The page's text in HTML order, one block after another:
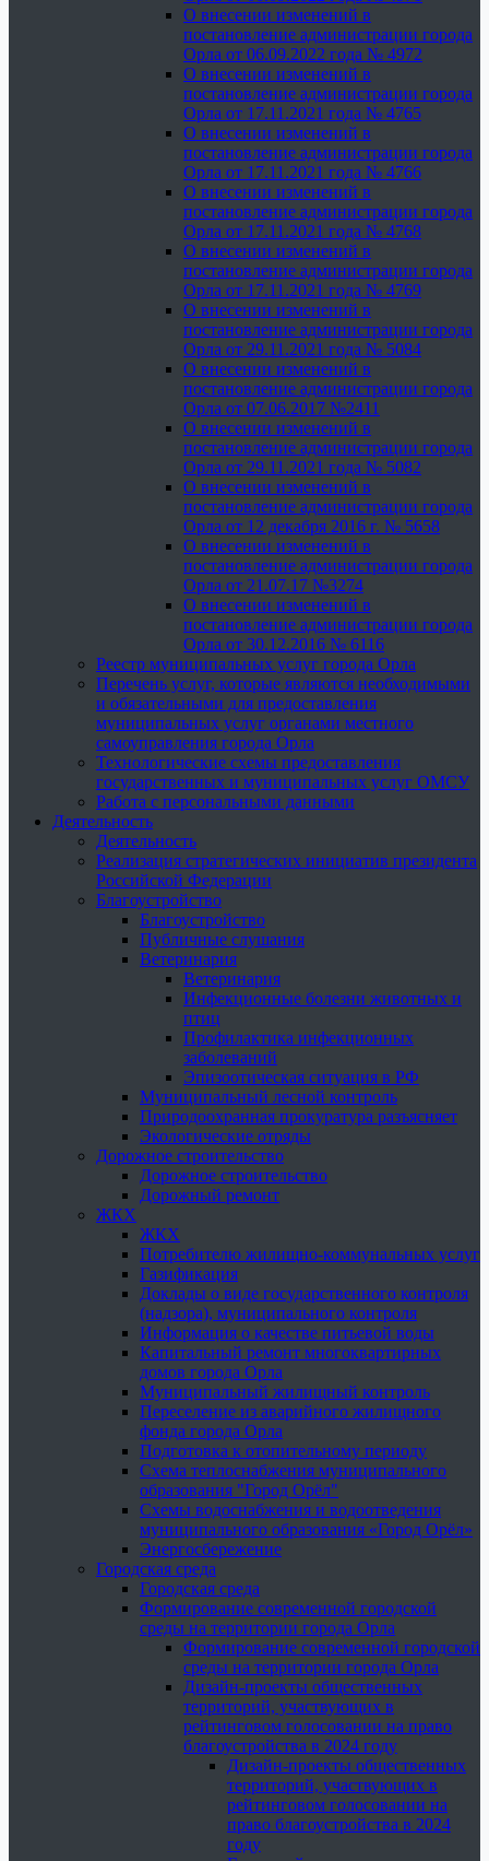
О внесении изменений в
постановление администрации города
Орла от 06.09.2022 года № 4972
О внесении изменений в
постановление администрации города
Орла от 17.11.2021 года № 4765
О внесении изменений в
постановление администрации города
Орла от 17.11.2021 года № 4766
О внесении изменений в
постановление администрации города
Орла от 17.11.2021 года № 4768
О внесении изменений в
постановление администрации города
Орла от 17.11.2021 года № 4769
О внесении изменений в
постановление администрации города
Орла от 29.11.2021 года № 5084
О внесении изменений в
постановление администрации города
Орла от 07.06.2017 №2411
О внесении изменений в
постановление администрации города
Орла от 29.11.2021 года № 5082
О внесении изменений в
постановление администрации города
Орла от 12 декабря 2016 г. № 5658
О внесении изменений в
постановление администрации города
Орла от 21.07.17 №3274
О внесении изменений в
постановление администрации города
Орла от 30.12.2016 № 6116
Реестр муниципальных услуг города Орла
Перечень услуг, которые являются необходимыми
и обязательными для предоставления
муниципальных услуг органами местного
самоуправления города Орла
Технологические схемы предоставления
государственных и муниципальных услуг ОМСУ
Работа с персональными данными
Деятельность
Деятельность
Реализация стратегических инициатив президента
Российской Федерации
Благоустройство
Благоустройство
Публичные слушания
Ветеринария
Ветеринария
Инфекционные болезни животных и
птиц
Профилактика инфекционных
заболеваний
Эпизоотическая ситуация в РФ
Муниципальный лесной контроль
Природоохранная прокуратура разъясняет
Экологические отряды
Дорожное строительство
Дорожное строительство
Дорожный ремонт
ЖКХ
ЖКХ
Потребителю жилищно-коммунальных услуг
Газификация
Доклады о виде государственного контроля
(надзора), муниципального контроля
Информация о качестве питьевой воды
Капитальный ремонт многоквартирных
домов города Орла
Муниципальный жилищный контроль
Переселение из аварийного жилищного
фонда города Орла
Подготовка к отопительному периоду
Схема теплоснабжения муниципального
образования "Город Орёл"
Схемы водоснабжения и водоотведения
муниципального образования «Город Орёл»
Энергосбережение
Городская среда
Городская среда
Формирование современной городской
среды на территории города Орла
Формирование современной городской
среды на территории города Орла
Дизайн-проекты общественных
территорий, участвующих в
рейтинговом голосовании на право
благоустройства в 2024 году
Дизайн-проекты общественных
территорий, участвующих в
рейтинговом голосовании на
право благоустройства в 2024
году